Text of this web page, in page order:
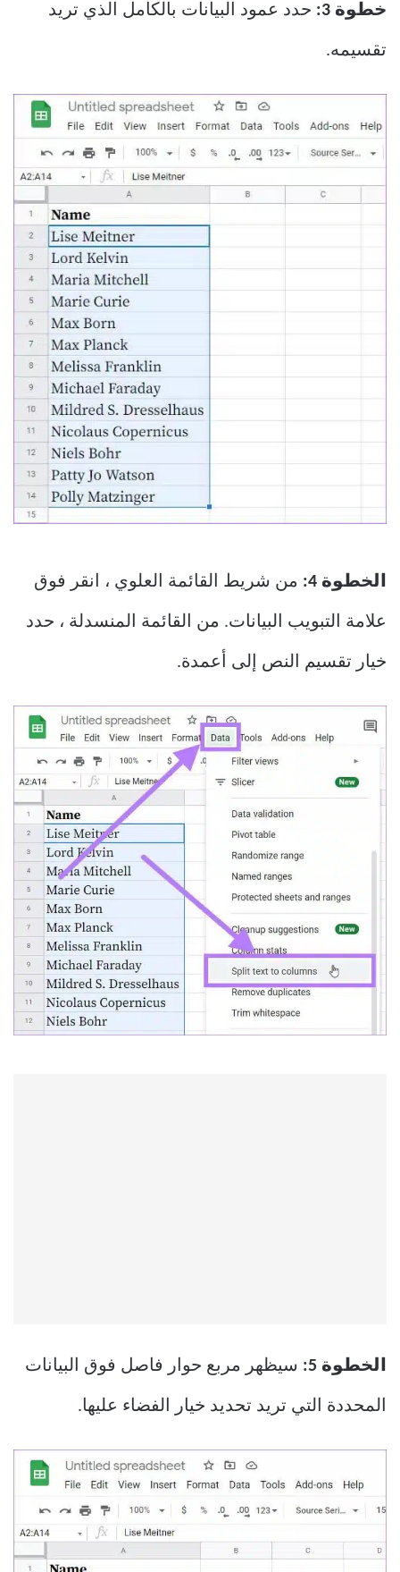
خطوة 3: حدد عمود البيانات بالكامل الذي تريد
تقسيمه.
الخطوة 4: من شريط القائمة العلوي ، انقر فوق
علامة التبويب البيانات. من القائمة المنسدلة ، حدد
خيار تقسيم النص إلى أعمدة.
الخطوة 5: سيظهر مربع حوار فاصل فوق البيانات
المحددة التي تريد تحديد خيار الفضاء عليها.